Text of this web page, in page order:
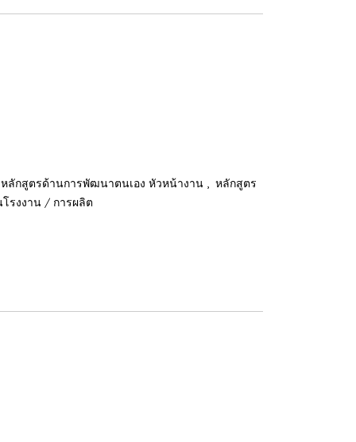
หลักสูตรด้านการพัฒนาตนเอง หัวหน้างาน
หลักสูตร
รงงาน / การผลิต